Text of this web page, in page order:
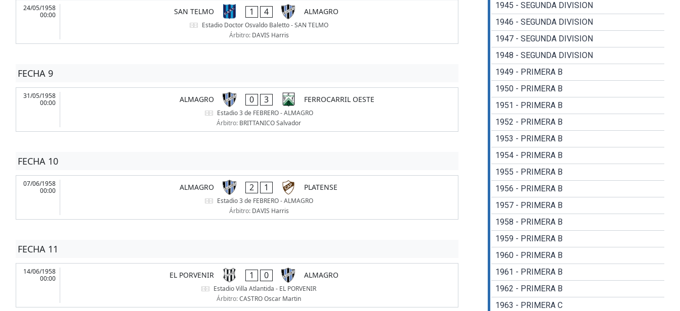
24/05/1958
00:00
SAN TELMO 1 4 ALMAGRO
Estadio Doctor Osvaldo Baletto - SAN TELMO
Árbitro: DAVIS Harris
FECHA 9
31/05/1958
00:00
ALMAGRO 0 3 FERROCARRIL OESTE
Estadio 3 de FEBRERO - ALMAGRO
Árbitro: BRITTANICO Salvador
FECHA 10
07/06/1958
00:00
ALMAGRO 2 1 PLATENSE
Estadio 3 de FEBRERO - ALMAGRO
Árbitro: DAVIS Harris
FECHA 11
14/06/1958
00:00
EL PORVENIR 1 0 ALMAGRO
Estadio Villa Atlantida - EL PORVENIR
Árbitro:CASTRO Oscar Martin
1945 - SEGUNDA DIVISION
1946 - SEGUNDA DIVISION
1947 - SEGUNDA DIVISION
1948 - SEGUNDA DIVISION
1949 - PRIMERA B
1950 - PRIMERA B
1951 - PRIMERA B
1952 - PRIMERA B
1953 - PRIMERA B
1954 - PRIMERA B
1955 - PRIMERA B
1956 - PRIMERA B
1957 - PRIMERA B
1958 - PRIMERA B
1959 - PRIMERA B
1960 - PRIMERA B
1961 - PRIMERA B
1962 - PRIMERA B
1963 - PRIMERA C